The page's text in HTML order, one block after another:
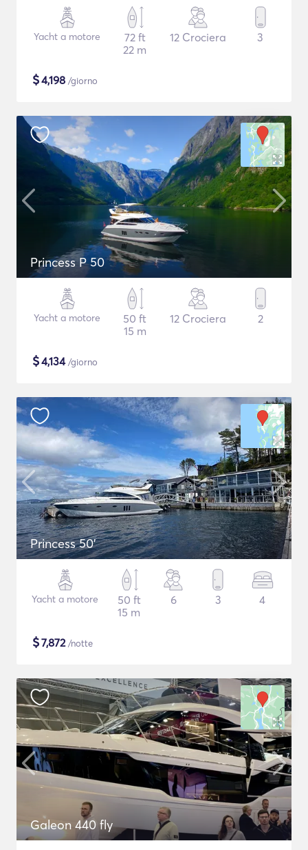
Yacht a motore
72 ft
22 m
12 Crociera 3
$4,198 /giorno
Princess P 50
Yacht a motore
50 ft
15 m
12 Crociera 2
$4,134/giorno
Princess 50'
Yacht a motore
50 ft
15 m
6 3 4
$7,872/notte
Galeon 440 fly